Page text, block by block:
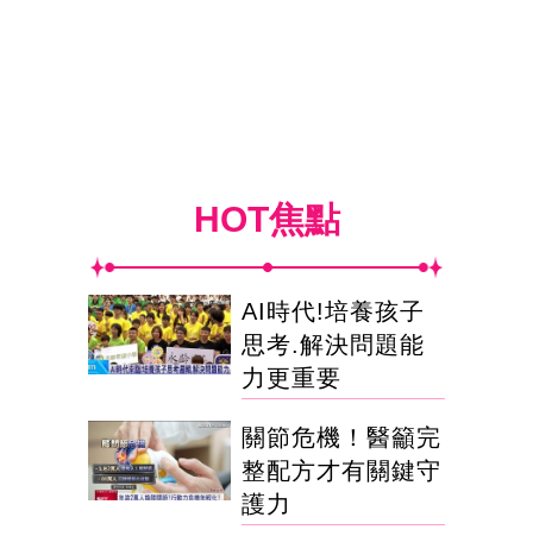
HOT焦點
AI時代!培養孩子
思考.解決問題能
力更重要
關節危機！醫籲完
整配方才有關鍵守
護力